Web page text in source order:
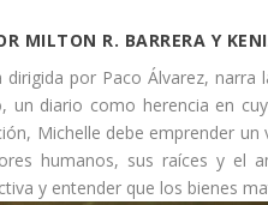
MILTON R. BARRERA Y
dirigida por Paco Álvarez,
un diario como herencia en
Michelle debe emprender
humanos, sus raíces y el
y entender que los bienes